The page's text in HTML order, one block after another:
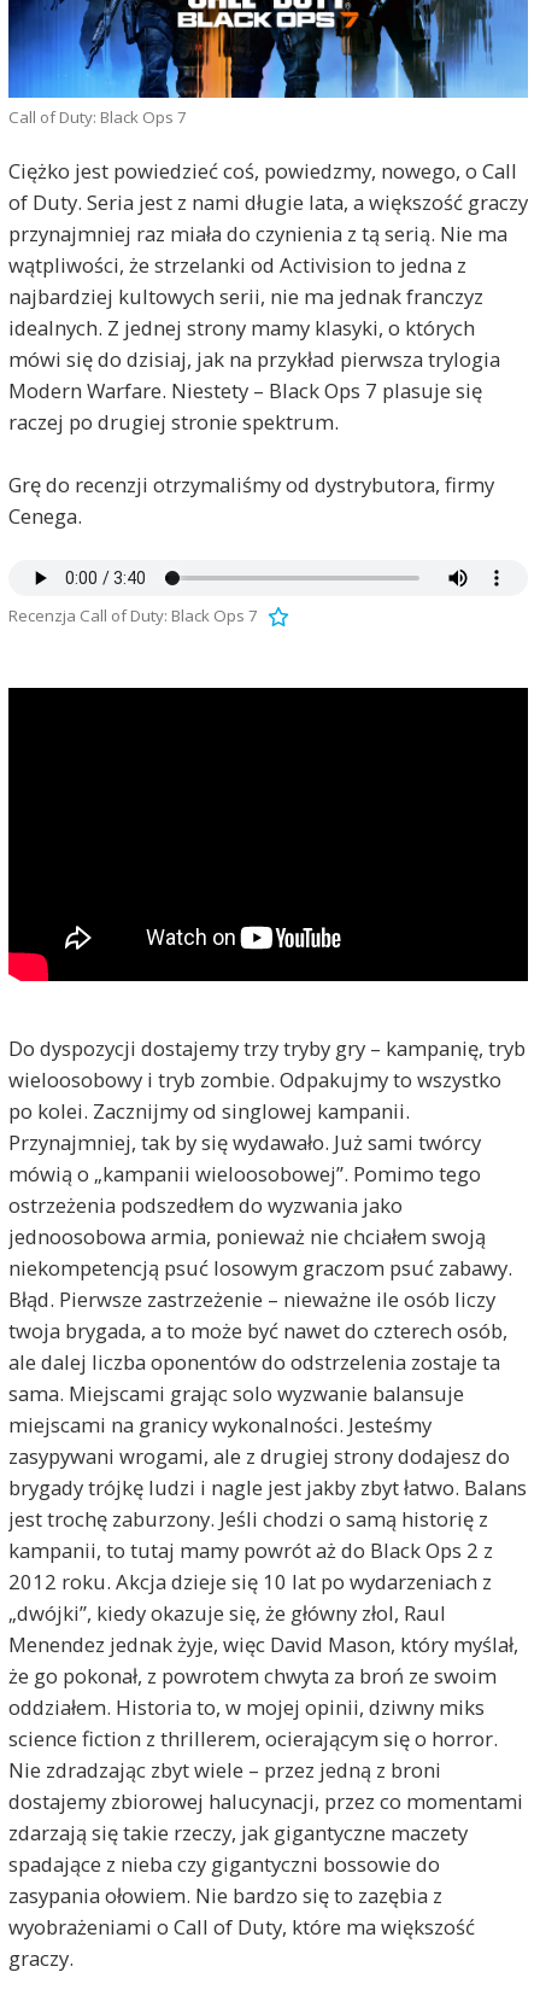
Call of Duty: Black Ops 7
Ciężko jest powiedzieć coś, powiedzmy, nowego, o Call
of Duty. Seria jest z nami długie lata, a większość graczy
przynajmniej raz miała do czynienia z tą serią. Nie ma
wątpliwości, że strzelanki od Activision to jedna z
najbardziej kultowych serii, nie ma jednak franczyz
idealnych. Z jednej strony mamy klasyki, o których
mówi się do dzisiaj, jak na przykład pierwsza trylogia
Modern Warfare. Niestety – Black Ops 7 plasuje się
raczej po drugiej stronie spektrum.
Grę do recenzji otrzymaliśmy od dystrybutora, firmy
Cenega.
Recenzja Call of Duty: Black Ops 7
Do dyspozycji dostajemy trzy tryby gry – kampanię, tryb
wieloosobowy i tryb zombie. Odpakujmy to wszystko
po kolei. Zacznijmy od singlowej kampanii.
Przynajmniej, tak by się wydawało. Już sami twórcy
mówią o „kampanii wieloosobowej”. Pomimo tego
ostrzeżenia podszedłem do wyzwania jako
jednoosobowa armia, ponieważ nie chciałem swoją
niekompetencją psuć losowym graczom psuć zabawy.
Błąd. Pierwsze zastrzeżenie – nieważne ile osób liczy
twoja brygada, a to może być nawet do czterech osób,
ale dalej liczba oponentów do odstrzelenia zostaje ta
sama. Miejscami grając solo wyzwanie balansuje
miejscami na granicy wykonalności. Jesteśmy
zasypywani wrogami, ale z drugiej strony dodajesz do
brygady trójkę ludzi i nagle jest jakby zbyt łatwo. Balans
jest trochę zaburzony. Jeśli chodzi o samą historię z
kampanii, to tutaj mamy powrót aż do Black Ops 2 z
2012 roku. Akcja dzieje się 10 lat po wydarzeniach z
„dwójki”, kiedy okazuje się, że główny złol, Raul
Menendez jednak żyje, więc David Mason, który myślał,
że go pokonał, z powrotem chwyta za broń ze swoim
oddziałem. Historia to, w mojej opinii, dziwny miks
science fiction z thrillerem, ocierającym się o horror.
Nie zdradzając zbyt wiele – przez jedną z broni
dostajemy zbiorowej halucynacji, przez co momentami
zdarzają się takie rzeczy, jak gigantyczne maczety
spadające z nieba czy gigantyczni bossowie do
zasypania ołowiem. Nie bardzo się to zazębia z
wyobrażeniami o Call of Duty, które ma większość
graczy.